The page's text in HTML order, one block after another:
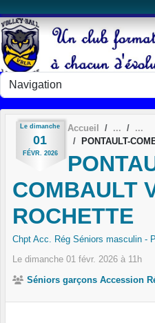
Le dimanche
01
FÉVR. 2026
Accueil
PONTAULT-
COMBAULT
ROCHETTE
Chpt Acc. Rég Séniors masculin -
Le dimanche 01 févr. 2026 à 11h
Séniors garçons Accession